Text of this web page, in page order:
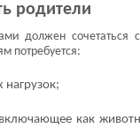
родители
должен
потребуется:
нагрузок;
как